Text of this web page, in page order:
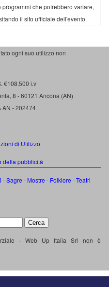
che potrebbero variare,
il sito ufficiale dell'evento.
ogni suo utilizzo non
€108.500 i.v
8 - 60121 Ancona (AN)
AN - 202474
di Utilizzo
della pubblicità
-Sagre - Mostre - Folklore -Teatri
- Web Up Italia Srl non è